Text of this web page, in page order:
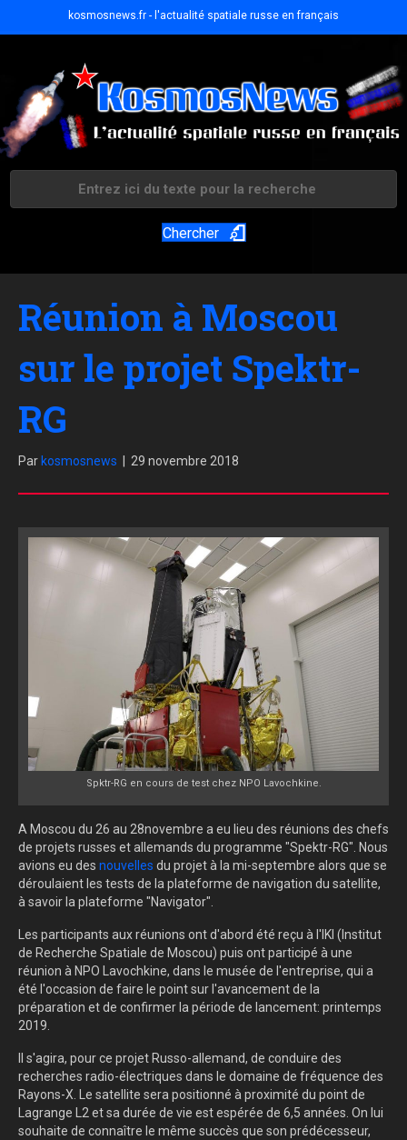
kosmosnews.fr - l'actualité spatiale russe en français
Chercher
Réunion à Moscou
sur le projet Spektr-
RG
Par kosmosnews 29 novembre 2018
Spktr-RG en cours de test chez NPO Lavochkine.
A Moscou du 26 au 28novembre a eu lieu des réunions des chefs
de projets russes et allemands du programme "Spektr-RG". Nous
avions eu des nouvelles du projet à la mi-septembre alors que se
déroulaient les tests de la plateforme de navigation du satellite,
à savoir la plateforme "Navigator".
Les participants aux réunions ont d'abord été reçu à l'IKI (Institut
de Recherche Spatiale de Moscou) puis ont participé à une
réunion à NPO Lavochkine, dans le musée de l'entreprise, qui a
été l'occasion de faire le point sur l'avancement de la
préparation et de confirmer la période de lancement: printemps
2019.
Il s'agira, pour ce projet Russo-allemand, de conduire des
recherches radio-électriques dans le domaine de fréquence des
Rayons-X. Le satellite sera positionné à proximité du point de
Lagrange L2 et sa durée de vie est espérée de 6,5 années. On lui
souhaite de connaître le même succès que son prédécesseur,